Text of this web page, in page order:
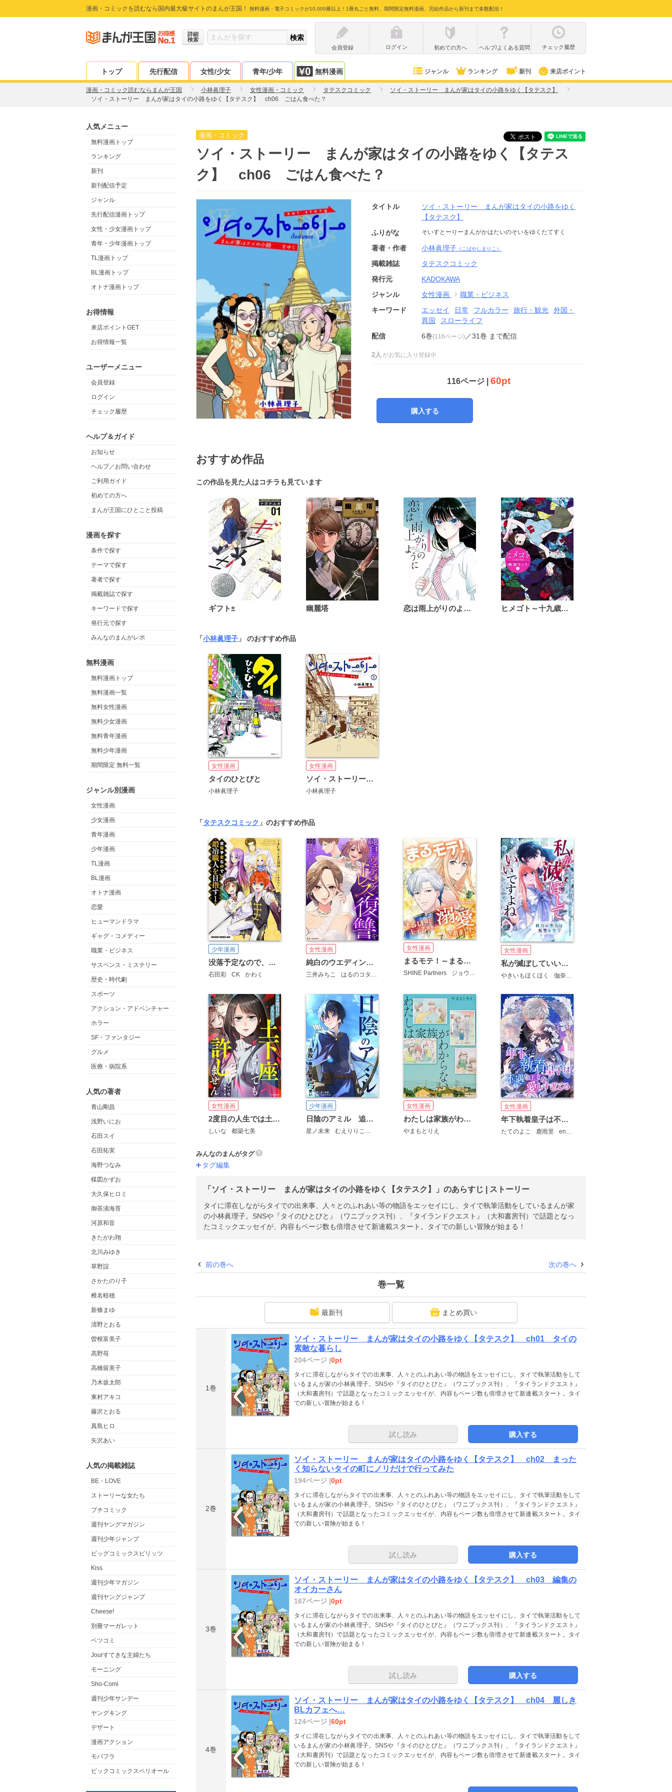
漫画・コミックを読むなら国内最大級サイトのまんが王国！ 無料漫画・電子コミックが10,000冊以上！1冊丸ごと無料、期間限定無料漫画、完結作品から新刊まで多数配信！
詳細
検索
会員登録
ログイン 初めての方へ ヘルプ/よくある質問 チェック履歴
トップ 先行配信 女性/少女 青年/少年 無料漫画 ジャンル ランキング 新刊 来店ポイント
漫画・コミック読むならまんが王国 小林眞理子 女性漫画・コミック タテスクコミック
ソイ・ストーリー まんが家はタイの小路をゆく【タテスク】
ソイ・ストーリー まんが家はタイの小路をゆく【タテスク】 ch06 ごはん食べた？
人気メニュー
無料漫画トップ
ランキング
新刊
新刊配信予定
ジャンル
先行配信漫画トップ
女性・少女漫画トップ
青年・少年漫画トップ
TL漫画トップ
BL漫画トップ
オトナ漫画トップ
お得情報
来店ポイントGET
お得情報一覧
ユーザーメニュー
会員登録
ログイン
チェック履歴
ヘルプ＆ガイド
お知らせ
ヘルプ／お問い合わせ
ご利用ガイド
初めての方へ
まんが王国にひとこと投稿
漫画を探す
条件で探す
テーマで探す
著者で探す
掲載雑誌で探す
キーワードで探す
発行元で探す
みんなのまんがレポ
無料漫画
無料漫画トップ
無料漫画一覧
無料女性漫画
無料少女漫画
無料青年漫画
無料少年漫画
期間限定 無料一覧
ジャンル別漫画
女性漫画
少女漫画
青年漫画
少年漫画
TL漫画
BL漫画
オトナ漫画
恋愛
ヒューマンドラマ
ギャグ・コメディー
職業・ビジネス
サスペンス・ミステリー
歴史・時代劇
スポーツ
アクション・アドベンチャー
ホラー
SF・ファンタジー
グルメ
医療・病院系
人気の著者
青山剛昌
浅野いにお
石田スイ
石田拓実
海野つなみ
楳図かずお
大久保ヒロミ
御茶漬海苔
河原和音
きたがわ翔
北川みゆき
草野誼
さかたのり子
椎名軽穂
新條まゆ
清野とおる
曽根富美子
高野苺
高橋留美子
乃木坂太郎
東村アキコ
藤沢とおる
真島ヒロ
矢沢あい
人気の掲載雑誌
BE・LOVE
ストーリーな女たち
プチコミック
週刊ヤングマガジン
週刊少年ジャンプ
ビッグコミックスピリッツ
Kiss
週刊少年マガジン
週刊ヤングジャンプ
Cheese!
別冊マーガレット
ベツコミ
Jourすてきな主婦たち
モーニング
Sho-Comi
週刊少年サンデー
ヤングキング
デザート
漫画アクション
モバフラ
ビックコミックスペリオール
漫画・コミック
ソイ・ストーリー まんが家はタイの小路をゆく【タテス
ク】 ch06 ごはん食べた？
タイトル
ソイ・ストーリー まんが家はタイの小路をゆく
【タテスク】
ふりがな
そいすとーりーまんがかはたいのそいをゆくたてすく
著者・作者 小林眞理子 （こばやしまりこ）
掲載雑誌
タテスクコミック
発行元
KADOKAWA
ジャンル
女性漫画
職業・ビジネス
キーワード
エッセイ 日常 フルカラー 旅行・観光
外国・
異国
スローライフ
配信
6巻(116ページ) ／31巻 まで配信
2人 がお気に入り登録中
116ページ | 60pt
購入する
おすすめ作品
この作品を見た人はコチラも見ています
ギフト± 幽麗塔 恋は雨上がりのように ヒメゴト～十九歳の制服～
「小林眞理子 」 のおすすめ作品
女性漫画
タイのひとびと
小林眞理子
女性漫画
ソイ・ストーリー まんが家はタイの小路をゆく
小林眞理子
「タテスクコミック 」のおすすめ作品
少年漫画
没落予定なので、鍛冶職人を目指す【タテスク】
石田彩 CK かわく
女性漫画
純白のウエディングドレスで復讐を【タテスク】
三井みちこ はるのコタン
女性漫画
まるモテ！～まるいほどモテる世界で溺愛されました～【タテスク】
SHINE Partners ジョウロ サルイン
女性漫画
私が滅ぼしていいですよね 純白の聖女は復讐を誓う【タテスク】
やきいもほくほく 伽奈多
女性漫画
2度目の人生では土下座されても許しません 【タテスク】
しいな 都築七美
少年漫画
日陰のアミル 追放されて無双する最強弓使い【タテスク】
星ノ未来 むえりりこ 株式会社フーモア
女性漫画
わたしは家族がわからない【タテスク】
やまもとりえ
女性漫画
年下執着皇子は不遇な王女を愛しすぎてる【タテスク】
たてのよこ 鹿雨里 en-dolphin studio
みんなのまんがタグ
タグ編集
「ソイ・ストーリー まんが家はタイの小路をゆく【タテスク】」のあらすじ | ストーリー
タイに滞在しながらタイでの出来事、人々とのふれあい等の物語をエッセイにし、タイで執筆活動をしているまんが家
の小林眞理子。SNSや『タイのひとびと』（ワニブックス刊）、『タイランドクエスト』（大和書房刊）で話題となっ
たコミックエッセイが、内容もページ数も倍増させて新連載スタート。タイでの新しい冒険が始まる！
前の巻へ 次の巻へ
巻一覧
最新刊 まとめ買い
1巻
ソイ・ストーリー まんが家はタイの小路をゆく【タテスク】 ch01 タイの
素敵な暮らし
204ページ |0pt
タイに滞在しながらタイでの出来事、人々とのふれあい等の物語をエッセイにし、タイで執筆活動をして
いるまんが家の小林眞理子。SNSや『タイのひとびと』（ワニブックス刊）、『タイランドクエスト』
（大和書房刊）で話題となったコミックエッセイが、内容もページ数も倍増させて新連載スタート。タイ
での新しい冒険が始まる！
試し読み 購入する
2巻
ソイ・ストーリー まんが家はタイの小路をゆく【タテスク】 ch02 まった
く知らないタイの町にノリだけで行ってみた
194ページ |0pt
タイに滞在しながらタイでの出来事、人々とのふれあい等の物語をエッセイにし、タイで執筆活動をして
いるまんが家の小林眞理子。SNSや『タイのひとびと』（ワニブックス刊）、『タイランドクエスト』
（大和書房刊）で話題となったコミックエッセイが、内容もページ数も倍増させて新連載スタート。タイ
での新しい冒険が始まる！
試し読み 購入する
3巻
ソイ・ストーリー まんが家はタイの小路をゆく【タテスク】 ch03 編集の
オイカーさん
167ページ |0pt
タイに滞在しながらタイでの出来事、人々とのふれあい等の物語をエッセイにし、タイで執筆活動をして
いるまんが家の小林眞理子。SNSや『タイのひとびと』（ワニブックス刊）、『タイランドクエスト』
（大和書房刊）で話題となったコミックエッセイが、内容もページ数も倍増させて新連載スタート。タイ
での新しい冒険が始まる！
試し読み 購入する
4巻
ソイ・ストーリー まんが家はタイの小路をゆく【タテスク】 ch04 麗しき
BLカフェへ…
124ページ |60pt
タイに滞在しながらタイでの出来事、人々とのふれあい等の物語をエッセイにし、タイで執筆活動をして
いるまんが家の小林眞理子。SNSや『タイのひとびと』（ワニブックス刊）、『タイランドクエスト』
（大和書房刊）で話題となったコミックエッセイが、内容もページ数も倍増させて新連載スタート。タイ
での新しい冒険が始まる！